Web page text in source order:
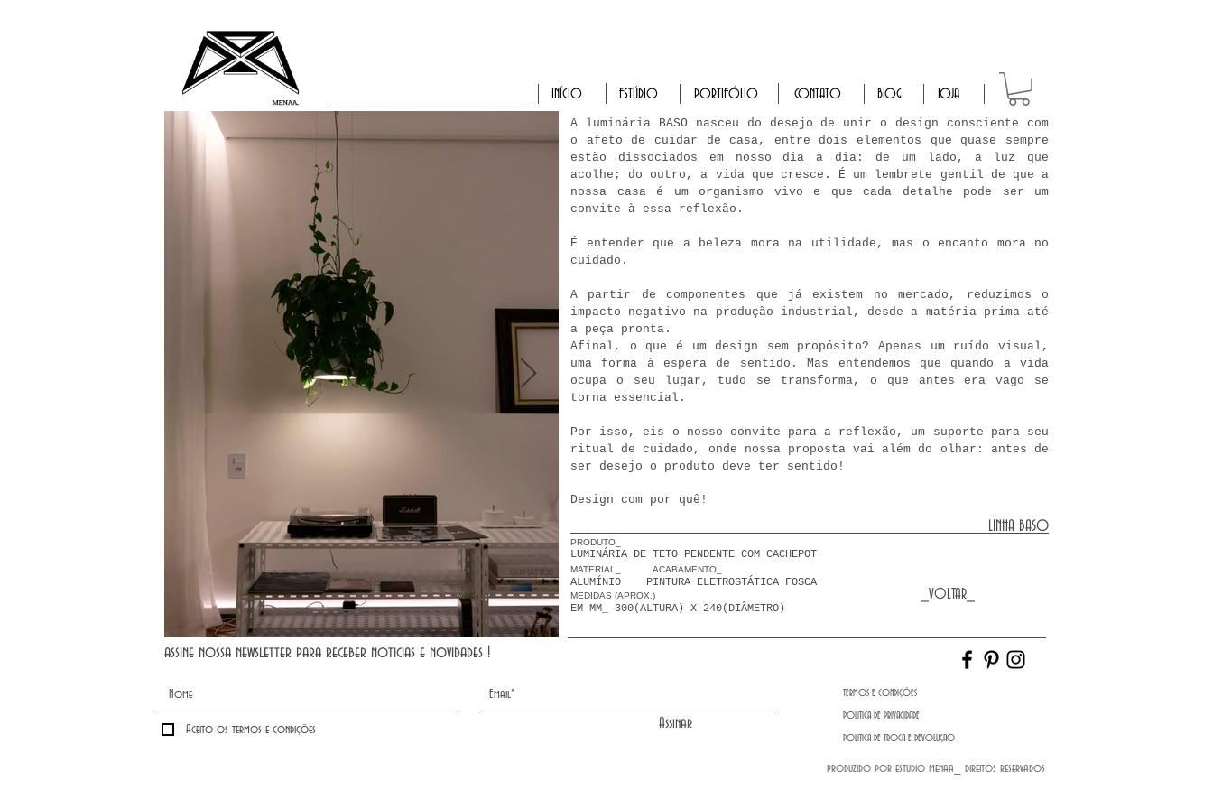
INÍCIO ESTÚDIO PORTIFÓLIO CONTATO BLOG LOJA
A luminária BASO nasceu do desejo de unir o design consciente com
o afeto de cuidar de casa, entre dois elementos que quase sempre
estão dissociados em nosso dia a dia: de um lado, a luz que
acolhe; do outro, a vida que cresce. É um lembrete gentil de que a
nossa casa é um organismo vivo e que cada detalhe pode ser um
convite à essa reflexão.
É entender que a beleza mora na utilidade, mas o encanto mora no
cuidado.
A partir de componentes que já existem no mercado, reduzimos o
impacto negativo na produção industrial, desde a matéria prima até
a peça pronta.
Afinal, o que é um design sem propósito? Apenas um ruído visual,
uma forma à espera de sentido. Mas entendemos que quando a vida
ocupa o seu lugar, tudo se transforma, o que antes era vago se
torna essencial.
Por isso, eis o nosso convite para a reflexão, um suporte para seu
ritual de cuidado, onde nossa proposta vai além do olhar: antes de
ser desejo o produto deve ter sentido!
Design com por quê!
LINHA BASO
PRODUTO_
LUMINÁRIA DE TETO PENDENTE COM CACHEPOT
MATERIAL_ ACABAMENTO_
ALUMÍNIO PINTURA ELETROSTÁTICA FOSCA
MEDIDAS (APROX.)_
EM MM_ 300(ALTURA) X 240(DIÂMETRO)
_VOLTAR_
assine nossa newsletter para receber noticias e novidades !
Aceito os termos e condições Assinar
TERMOS E CONDIÇÕES
POLITICA DE PRIVACIDADE
POLITICA DE TROCA E DEVOLUÇAO
produzido por estudio menaa_ direitos reservados